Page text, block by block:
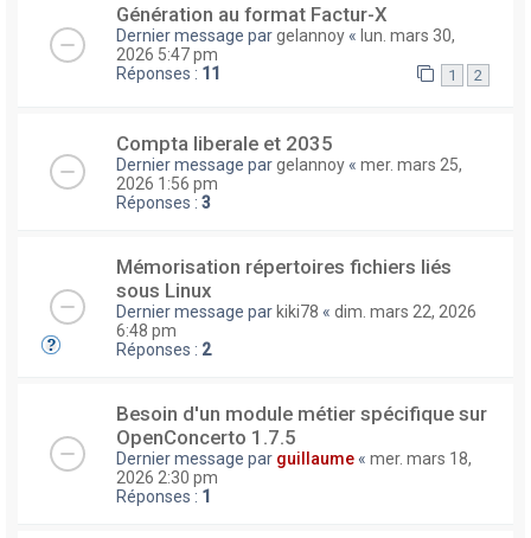
Génération au format Factur-X
Dernier message pargelannoy « lun. mars 30,
2026 5:47 pm
Réponses : 11 1 2
Compta liberale et 2035
Dernier message pargelannoy « mer. mars 25,
2026 1:56 pm
Réponses : 3
Mémorisation répertoires fichiers liés
sous Linux
Dernier message par kiki78 « dim. mars 22, 2026
6:48 pm
Réponses : 2
Besoin d'un module métier spécifique sur
OpenConcerto 1.7.5
Dernier message par guillaume « mer. mars 18,
2026 2:30 pm
Réponses : 1